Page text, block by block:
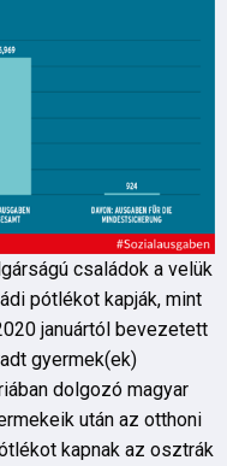
családok a velük
pótlékot kapják, mint
januártól bevezetett
gyermek(ek)
dolgozó magyar
után az otthoni
kapnak az osztrák